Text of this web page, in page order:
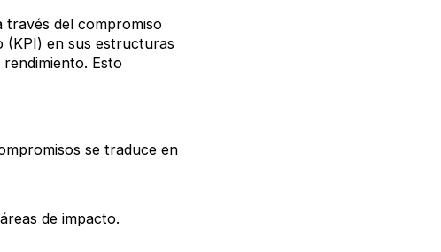
través del compromiso
(KPI) en sus estructuras
Esto
se traduce en
de impacto.